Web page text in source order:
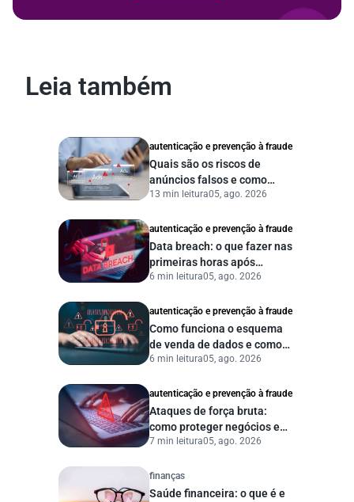
Leia também
autenticação e prevenção à fraude
Quais são os riscos de
anúncios falsos e como
proteger seu negócio?
13 min leitura05, ago. 2026
autenticação e prevenção à fraude
Data breach: o que fazer nas
primeiras horas após
vazamento de dados?
6 min leitura05, ago. 2026
autenticação e prevenção à fraude
Como funciona o esquema
de venda de dados e como
proteger sua empresa?
6 min leitura05, ago. 2026
autenticação e prevenção à fraude
Ataques de força bruta:
como proteger negócios e
dados digitais
7 min leitura05, ago. 2026
finanças
Saúde financeira: o que é e